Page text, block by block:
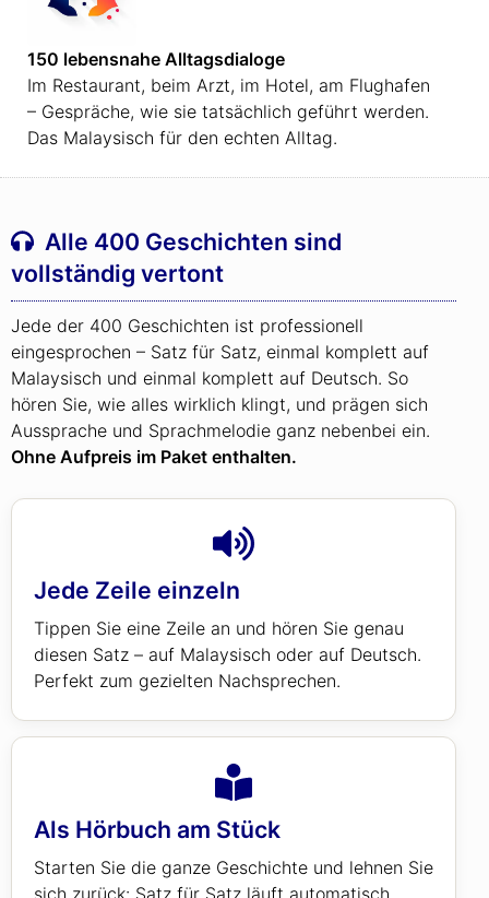
150 lebensnahe Alltagsdialoge
Im Restaurant, beim Arzt, im Hotel, am Flughafen
– Gespräche, wie sie tatsächlich geführt werden.
Das Malaysisch für den echten Alltag.
Alle 400 Geschichten sind
vollständig vertont
Jede der 400 Geschichten ist professionell
eingesprochen – Satz für Satz, einmal komplett auf
Malaysisch und einmal komplett auf Deutsch. So
hören Sie, wie alles wirklich klingt, und prägen sich
Aussprache und Sprachmelodie ganz nebenbei ein.
Ohne Aufpreis im Paket enthalten.
Jede Zeile einzeln
Tippen Sie eine Zeile an und hören Sie genau
diesen Satz – auf Malaysisch oder auf Deutsch.
Perfekt zum gezielten Nachsprechen.
Als Hörbuch am Stück
Starten Sie die ganze Geschichte und lehnen Sie
sich zurück: Satz für Satz läuft automatisch